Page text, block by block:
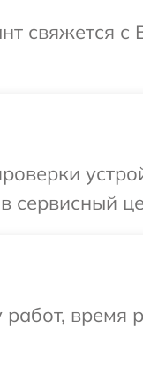
свяжется
сервисный
время